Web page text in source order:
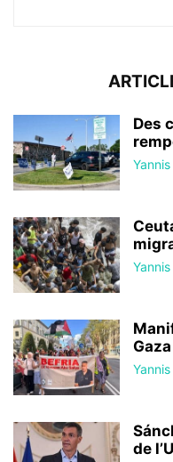
Des
Yannis
Yannis
Gaza
Yannis
de